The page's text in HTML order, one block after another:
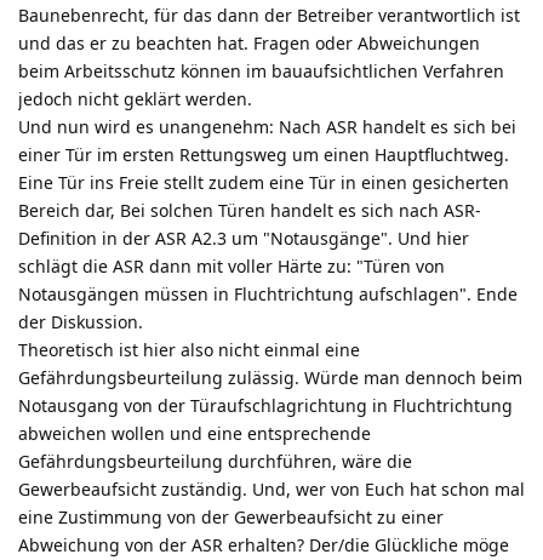
Baunebenrecht, für das dann der Betreiber verantwortlich ist
und das er zu beachten hat. Fragen oder Abweichungen
beim Arbeitsschutz können im bauaufsichtlichen Verfahren
jedoch nicht geklärt werden.
Und nun wird es unangenehm: Nach ASR handelt es sich bei
einer Tür im ersten Rettungsweg um einen Hauptfluchtweg.
Eine Tür ins Freie stellt zudem eine Tür in einen gesicherten
Bereich dar, Bei solchen Türen handelt es sich nach ASR-
Definition in der ASR A2.3 um "Notausgänge". Und hier
schlägt die ASR dann mit voller Härte zu: "Türen von
Notausgängen müssen in Fluchtrichtung aufschlagen". Ende
der Diskussion.
Theoretisch ist hier also nicht einmal eine
Gefährdungsbeurteilung zulässig. Würde man dennoch beim
Notausgang von der Türaufschlagrichtung in Fluchtrichtung
abweichen wollen und eine entsprechende
Gefährdungsbeurteilung durchführen, wäre die
Gewerbeaufsicht zuständig. Und, wer von Euch hat schon mal
eine Zustimmung von der Gewerbeaufsicht zu einer
Abweichung von der ASR erhalten? Der/die Glückliche möge